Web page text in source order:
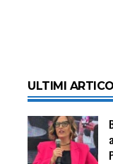
ULTIMI